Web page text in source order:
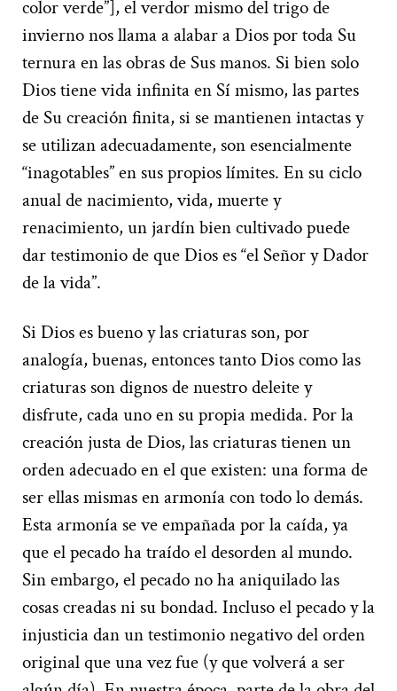
color verde”], el verdor mismo del trigo de
invierno nos llama a alabar a Dios por toda Su
ternura en las obras de Sus manos. Si bien solo
Dios tiene vida infinita en Sí mismo, las partes
de Su creación finita, si se mantienen intactas y
se utilizan adecuadamente, son esencialmente
“inagotables” en sus propios límites. En su ciclo
anual de nacimiento, vida, muerte y
renacimiento, un jardín bien cultivado puede
dar testimonio de que Dios es “el Señor y Dador
de la vida”.
Si Dios es bueno y las criaturas son, por
analogía, buenas, entonces tanto Dios como las
criaturas son dignos de nuestro deleite y
disfrute, cada uno en su propia medida. Por la
creación justa de Dios, las criaturas tienen un
orden adecuado en el que existen: una forma de
ser ellas mismas en armonía con todo lo demás.
Esta armonía se ve empañada por la caída, ya
que el pecado ha traído el desorden al mundo.
Sin embargo, el pecado no ha aniquilado las
cosas creadas ni su bondad. Incluso el pecado y la
injusticia dan un testimonio negativo del orden
original que una vez fue (y que volverá a ser